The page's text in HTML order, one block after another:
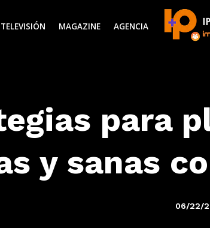
TELEVISIÓN MAGAZINE AGENCIA
para
y sanas
06/22/